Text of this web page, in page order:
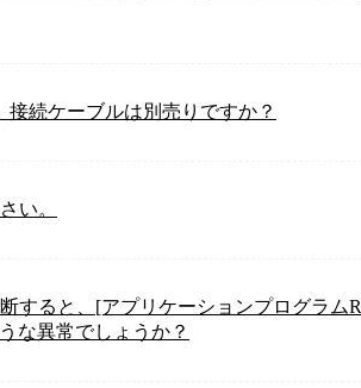
続ケーブルは別売りですか？
い。
すると、[アプリケーションプログラム
な異常でしょうか？